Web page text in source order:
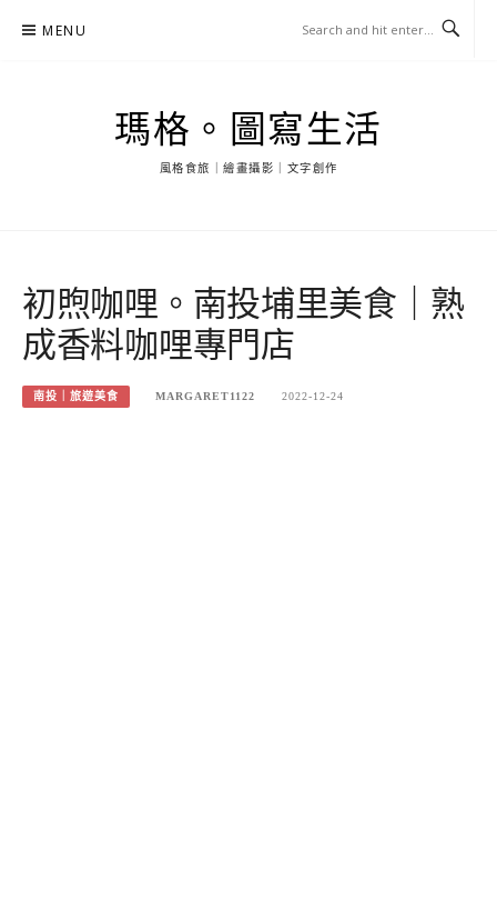
MENU
瑪格。圖寫生活
風格食旅｜繪畫攝影｜文字創作
初煦咖哩。南投埔里美食｜熟
成香料咖哩專門店
南投｜旅遊美食 MARGARET1122 2022-12-24